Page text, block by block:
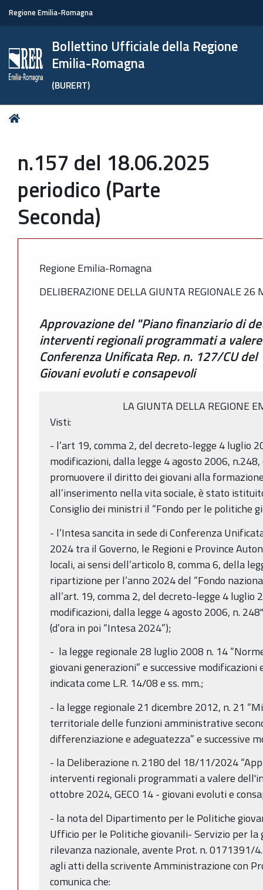
Regione Emilia-Romagna
Bollettino Ufficiale della Regione
Emilia-Romagna
(BURERT)
Tu
n.157 del 18.06.2025
periodico (Parte
Seconda)
Regione Emilia-Romagna
DELIBERAZIONE DELLA GIUNTA REGIONALE 26
Approvazione del "Piano finanziario di
interventi regionali programmati a
Conferenza Unificata Rep. n. 127/CU
Giovani evoluti e consapevoli
LA GIUNTA DELLA REGIONE
Visti:
- l’art 19, comma 2, del decreto-legge 4 luglio
modificazioni, dalla legge 4 agosto 2006,
promuovere il diritto dei giovani alla
all’inserimento nella vita sociale, è stato
Consiglio dei ministri il “Fondo per le politiche
- l’Intesa sancita in sede di Conferenza
2024 tra il Governo, le Regioni e Province
locali, ai sensi dell’articolo 8, comma 6, della
ripartizione per l’anno 2024 del “Fondo
all’art. 19, comma 2, del decreto-legge 4 luglio
modificazioni, dalla legge 4 agosto 2006, n.
(d’ora in poi “Intesa 2024”);
- la legge regionale 28 luglio 2008 n. 14
giovani generazioni” e successive
indicata come L.R. 14/08 e ss. mm.;
- la legge regionale 21 dicembre 2012, n. 21
territoriale delle funzioni amministrative
differenziazione e adeguatezza” e successive
- la Deliberazione n. 2180 del 18/11/2024
interventi regionali programmati a valere
ottobre 2024, GECO 14 - giovani evoluti e
- la nota del Dipartimento per le Politiche
Ufficio per le Politiche giovanili- Servizio per
rilevanza nazionale, avente Prot. n. 0171391/
agli atti della scrivente Amministrazione con
comunica che: